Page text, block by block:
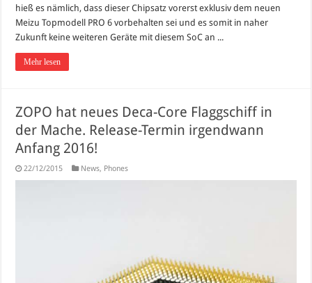
hieß es nämlich, dass dieser Chipsatz vorerst exklusiv dem neuen
Meizu Topmodell PRO 6 vorbehalten sei und es somit in naher
Zukunft keine weiteren Geräte mit diesem SoC an ...
Mehr lesen
ZOPO hat neues Deca-Core Flaggschiff in
der Mache. Release-Termin irgendwann
Anfang 2016!
22/12/2015 News, Phones